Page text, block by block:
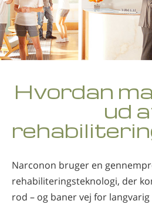
Hvordan
ud
Narconon bruger en
rehabiliteringsteknologi, der
rod – og baner vej for langvarig